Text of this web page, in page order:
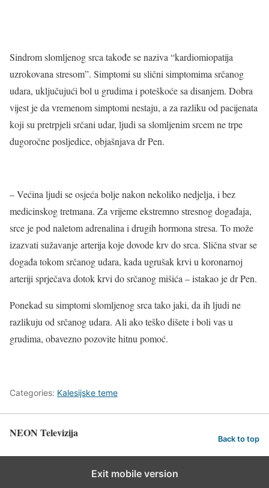
Sindrom slomljenog srca takođe se naziva “kardiomiopatija
uzrokovana stresom”. Simptomi su slični simptomima srčanog
udara, uključujući bol u grudima i poteškoće sa disanjem. Dobra
vijest je da vremenom simptomi nestaju, a za razliku od pacijenata
koji su pretrpjeli srčani udar, ljudi sa slomljenim srcem ne trpe
dugoročne posljedice, objašnjava dr Pen.
– Većina ljudi se osjeća bolje nakon nekoliko nedjelja, i bez
medicinskog tretmana. Za vrijeme ekstremno stresnog događaja,
srce je pod naletom adrenalina i drugih hormona stresa. To može
izazvati sužavanje arterija koje dovode krv do srca. Slična stvar se
događa tokom srčanog udara, kada ugrušak krvi u koronarnoj
arteriji sprječava dotok krvi do srčanog mišića – istakao je dr Pen.
Ponekad su simptomi slomljenog srca tako jaki, da ih ljudi ne
razlikuju od srčanog udara. Ali ako teško dišete i boli vas u
grudima, obavezno pozovite hitnu pomoć.
Categories: Kalesijske teme
NEON Televizija Back to top
Exit mobile version